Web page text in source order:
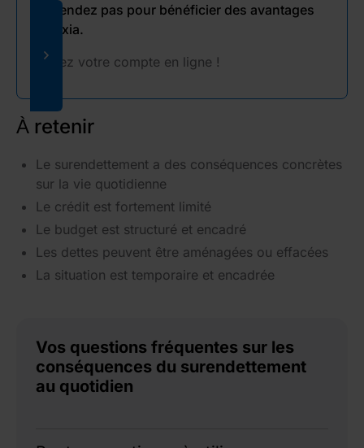
N'attendez pas pour bénéficier des avantages
Sogexia.
Ouvrez votre compte en ligne !
À retenir
Le surendettement a des conséquences concrètes
sur la vie quotidienne
Le crédit est fortement limité
Le budget est structuré et encadré
Les dettes peuvent être aménagées ou effacées
La situation est temporaire et encadrée
Vos questions fréquentes sur les
conséquences du surendettement
au quotidien